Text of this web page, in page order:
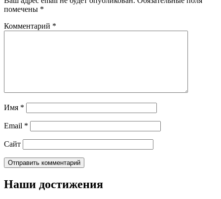
помечены *
Комментарий *
Имя *
Email *
Сайт
Наши достижения